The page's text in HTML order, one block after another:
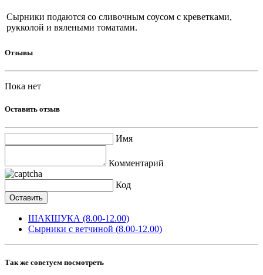
Сырники подаются со сливочным соусом с креветками,
рукколой и вялеными томатами.
Отзывы
Пока нет
Оставить отзыв
Имя
Комментарий
Код
ШАКШУКА (8.00-12.00)
Сырники с ветчиной (8.00-12.00)
Так же советуем посмотреть